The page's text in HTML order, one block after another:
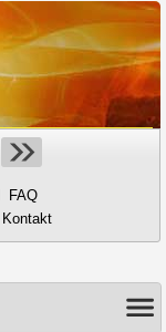
FAQ
Kontakt